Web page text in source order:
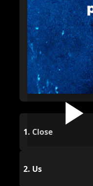
1. Close
2. Us